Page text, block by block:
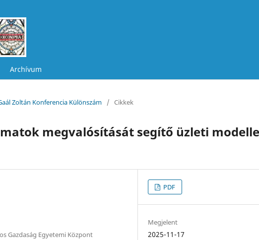
Archívum
Zoltán Konferencia Különszám / Cikkek
megvalósítását segítő üzleti
Gazdaság Egyetemi Központ
PDF
Megjelent
2025-11-17